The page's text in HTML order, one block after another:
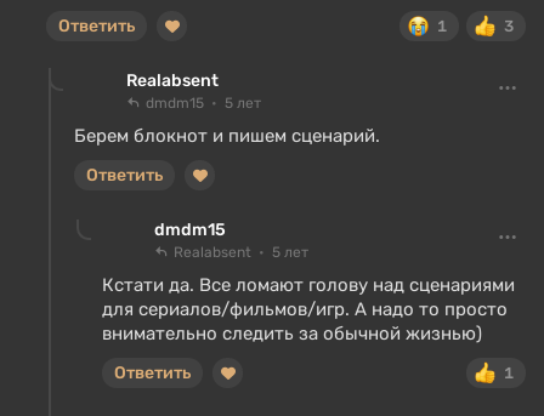
1 3
Ответить
Realabsent
dmdm15 5 лет
Берем блокнот и пишем сценарий.
Ответить
dmdm15
Realabsent 5 лет
Кстати да. Все ломают голову над сценариями
для сериалов/фильмов/игр. А надо то просто
внимательно следить за обычной жизнью)
1
Ответить